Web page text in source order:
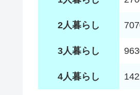
2人暮らし
3人暮らし
4人暮らし